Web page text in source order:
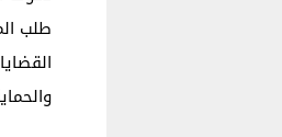
طلب